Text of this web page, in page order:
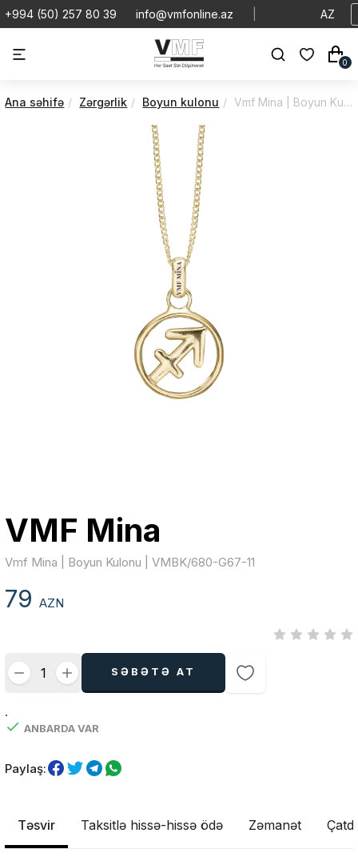
+994 (50) 257 80 39 info@vmfonline.az AZ
0
Ana səhifə Zərgərlik Boyun kulonu Vmf Mina | Boyun Kulonu | VMBK/680-G67-11
VMF Mina
Vmf Mina | Boyun Kulonu | VMBK/680-G67-11
79AZN
SƏBƏTƏ AT
.
ANBARDA VAR
Paylaş:
Təsvir Taksitlə hissə-hissə ödə Zəmanət